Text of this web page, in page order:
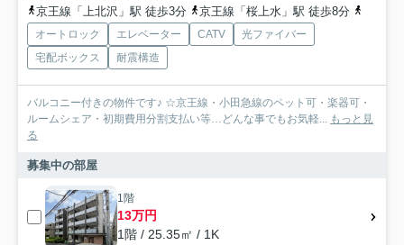
京王線「上北沢」駅 徒歩3分
京王線「桜上水」駅 徒歩8分
オートロック エレベーター CATV
光ファイバー
宅配ボックス
耐震構造
バルコニー付きの物件です♪ ☆京王線・小田急線のペット可・楽器可・
ルームシェア・初期費用分割支払い等…どんな事でもお気軽... もっと見
る
募集中の部屋
1階
13万円
1階 / 25.35㎡ / 1K